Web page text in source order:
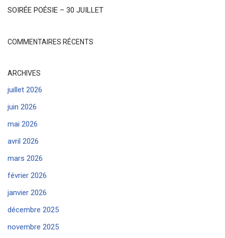
SOIRÉE POÉSIE – 30 JUILLET
COMMENTAIRES RÉCENTS
ARCHIVES
juillet 2026
juin 2026
mai 2026
avril 2026
mars 2026
février 2026
janvier 2026
décembre 2025
novembre 2025